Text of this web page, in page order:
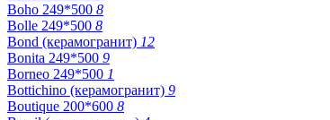
Boho 249*500 8
Bolle 249*500 8
Bond (керамогранит) 12
Bonita 249*500 9
Borneo 249*500 1
Bottichino (керамогранит) 9
Boutique 200*600 8